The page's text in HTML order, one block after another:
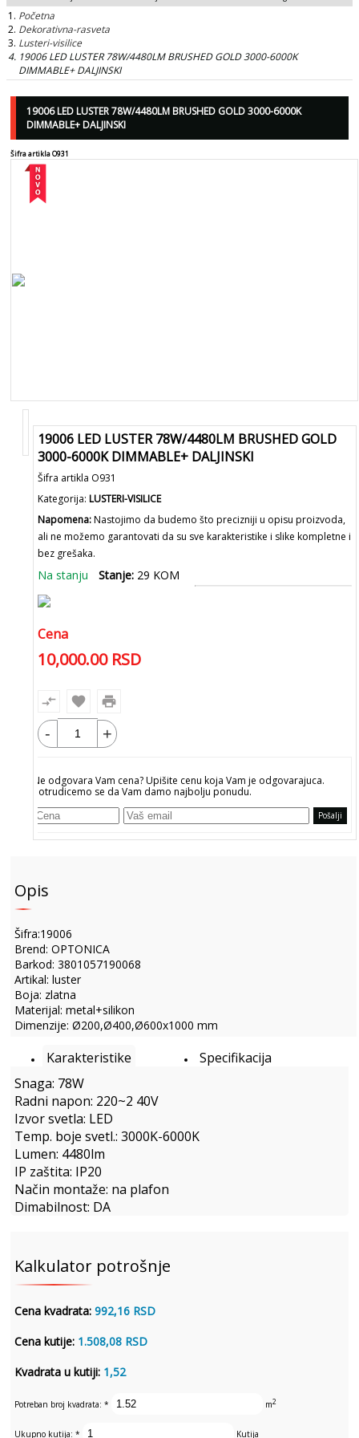
Početna
Dekorativna-rasveta
Lusteri-visilice
19006 LED LUSTER 78W/4480LM BRUSHED GOLD 3000-6000K
DIMMABLE+ DALJINSKI
19006 LED LUSTER 78W/4480LM BRUSHED GOLD 3000-6000K
DIMMABLE+ DALJINSKI
Šifra artikla O931
19006 LED LUSTER 78W/4480LM BRUSHED GOLD
3000-6000K DIMMABLE+ DALJINSKI
Šifra artikla O931
Kategorija: LUSTERI-VISILICE
Napomena:Nastojimo da budemo što precizniji u opisu proizvoda,
ali ne možemo garantovati da su sve karakteristike i slike kompletne i
bez grešaka.
Na stanju Stanje: 29 KOM
Cena
10,000.00 RSD
compare_arrows favorite print
- +
Ne odgovara Vam cena? Upišite cenu koja Vam je odgovarajuca.
Potrudicemo se da Vam damo najbolju ponudu.
Pošalji
Opis
Šifra:19006
Brend: OPTONICA
Barkod: 3801057190068
Artikal: luster
Boja: zlatna
Materijal: metal+silikon
Dimenzije: Ø200,Ø400,Ø600x1000 mm
Karakteristike
Specifikacija
Snaga: 78W
Radni napon: 220~2 40V
Izvor svetla: LED
Temp. boje svetl.: 3000K-6000K
Lumen: 4480lm
IP zaštita: IP20
Način montaže: na plafon
Dimabilnost: DA
Kalkulator potrošnje
Cena kvadrata: 992,16 RSD
Cena kutije: 1.508,08 RSD
Kvadrata u kutiji: 1,52
Potreban broj kvadrata: * m2
Ukupno kutija: * Kutija